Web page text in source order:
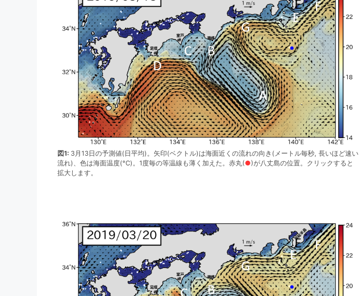
図1: 3月13日の予測値(日平均)。矢印(ベクトル)は海面近くの流れの向き(メートル毎秒, 長いほど速い
流れ)、色は海面温度(°C)。1度毎の等温線も薄く加えた。赤丸(●)が八丈島の位置。クリックすると
拡大します。